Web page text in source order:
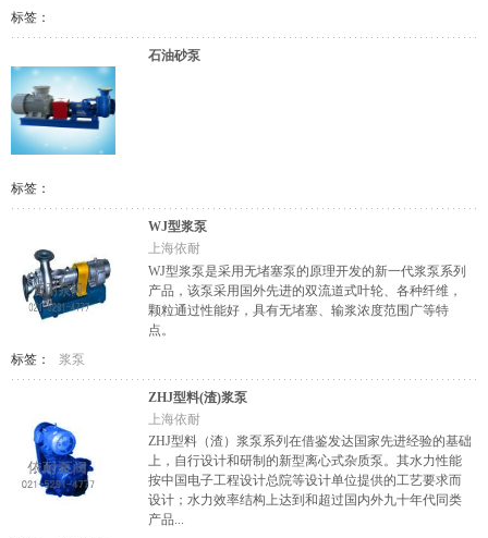
标签：
石油砂泵
标签：
WJ型浆泵
上海依耐
WJ型浆泵是采用无堵塞泵的原理开发的新一代浆泵系列
产品，该泵采用国外先进的双流道式叶轮、各种纤维，
颗粒通过性能好，具有无堵塞、输浆浓度范围广等特
点。
标签：
浆泵
ZHJ型料(渣)浆泵
上海依耐
ZHJ型料（渣）浆泵系列在借鉴发达国家先进经验的基础
上，自行设计和研制的新型离心式杂质泵。其水力性能
按中国电子工程设计总院等设计单位提供的工艺要求而
设计；水力效率结构上达到和超过国内外九十年代同类
产品...